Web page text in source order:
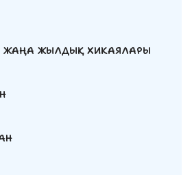
ЖАҢА ЖЫЛДЫҚ ХИКАЯЛАРЫ